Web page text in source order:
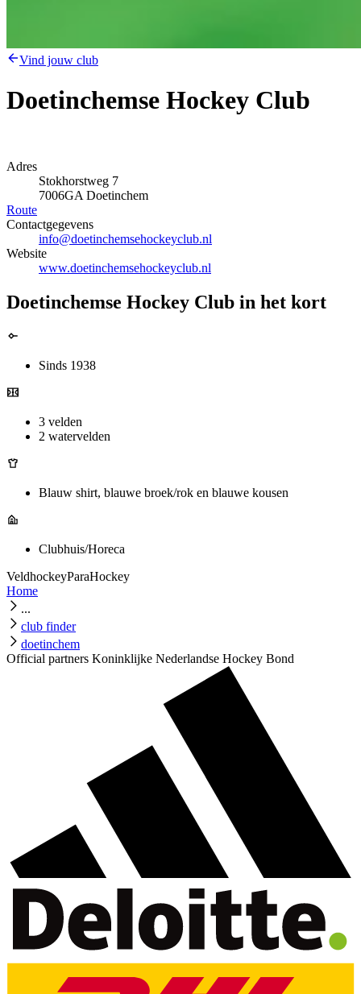
Vind jouw club
Doetinchemse Hockey Club
Adres
Stokhorstweg 7
7006GA Doetinchem
Route
Contactgegevens
info@doetinchemsehockeyclub.nl
Website
www.doetinchemsehockeyclub.nl
Doetinchemse Hockey Club in het kort
Sinds 1938
3 velden
2 watervelden
Blauw shirt, blauwe broek/rok en blauwe kousen
Clubhuis/Horeca
VeldhockeyParaHockey
Home
...
club finder
doetinchem
Official partners Koninklijke Nederlandse Hockey Bond